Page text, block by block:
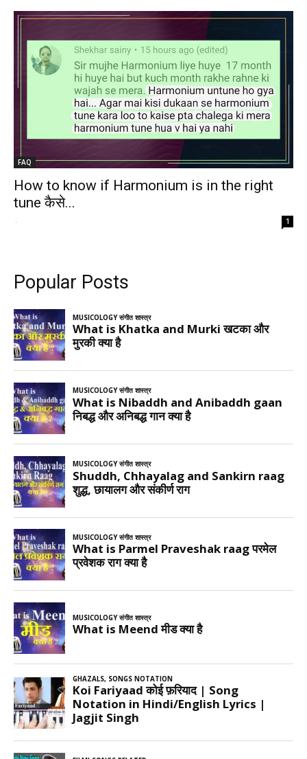
FAQ
How to know if Harmonium is in the right
tune कैसे...
- 1
Popular Posts